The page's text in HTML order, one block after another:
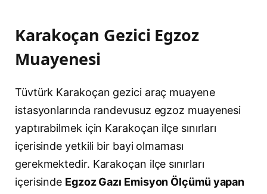
Karakoçan Gezici Egzoz
Muayenesi
Tüvtürk Karakoçan gezici araç muayene
istasyonlarında randevusuz egzoz muayenesi
yaptırabilmek için Karakoçan ilçe sınırları
içerisinde yetkili bir bayi olmaması
gerekmektedir. Karakoçan ilçe sınırları
içerisinde Egzoz Gazı Emisyon Ölçümü yapan